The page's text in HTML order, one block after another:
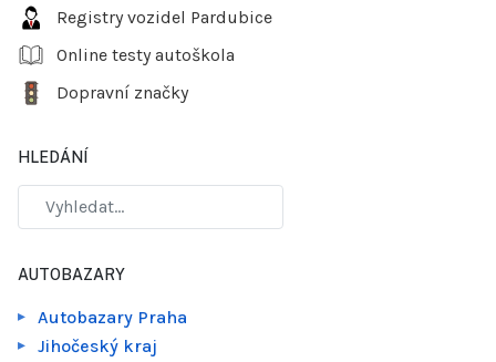
Registry vozidel Pardubice
Online testy autoškola
Dopravní značky
HLEDÁNÍ
AUTOBAZARY
Autobazary Praha
Jihočeský kraj